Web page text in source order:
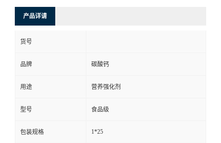
产品详请
货号
品牌 碳酸钙
用途 营养强化剂
型号 食品级
包装规格 1*25